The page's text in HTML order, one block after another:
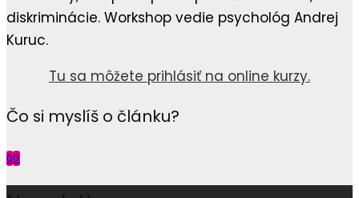
diskriminácie. Workshop vedie psychológ Andrej
Kuruc.
Tu sa môžete prihlásiť na online kurzy.
Čo si myslíš o článku?
00